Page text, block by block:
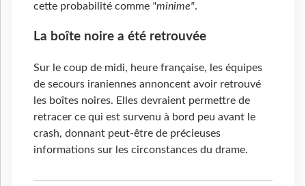
cette probabilité comme "minime".
La boîte noire a été retrouvée
Sur le coup de midi, heure française, les équipes
de secours iraniennes annoncent avoir retrouvé
les boîtes noires. Elles devraient permettre de
retracer ce qui est survenu à bord peu avant le
crash, donnant peut-être de précieuses
informations sur les circonstances du drame.